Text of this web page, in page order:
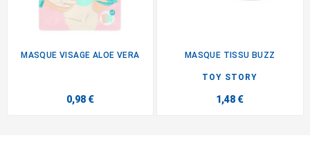
MASQUE VISAGE ALOE VERA
0,98 €
MASQUE TISSU BUZZ
TOY STORY
1,48 €